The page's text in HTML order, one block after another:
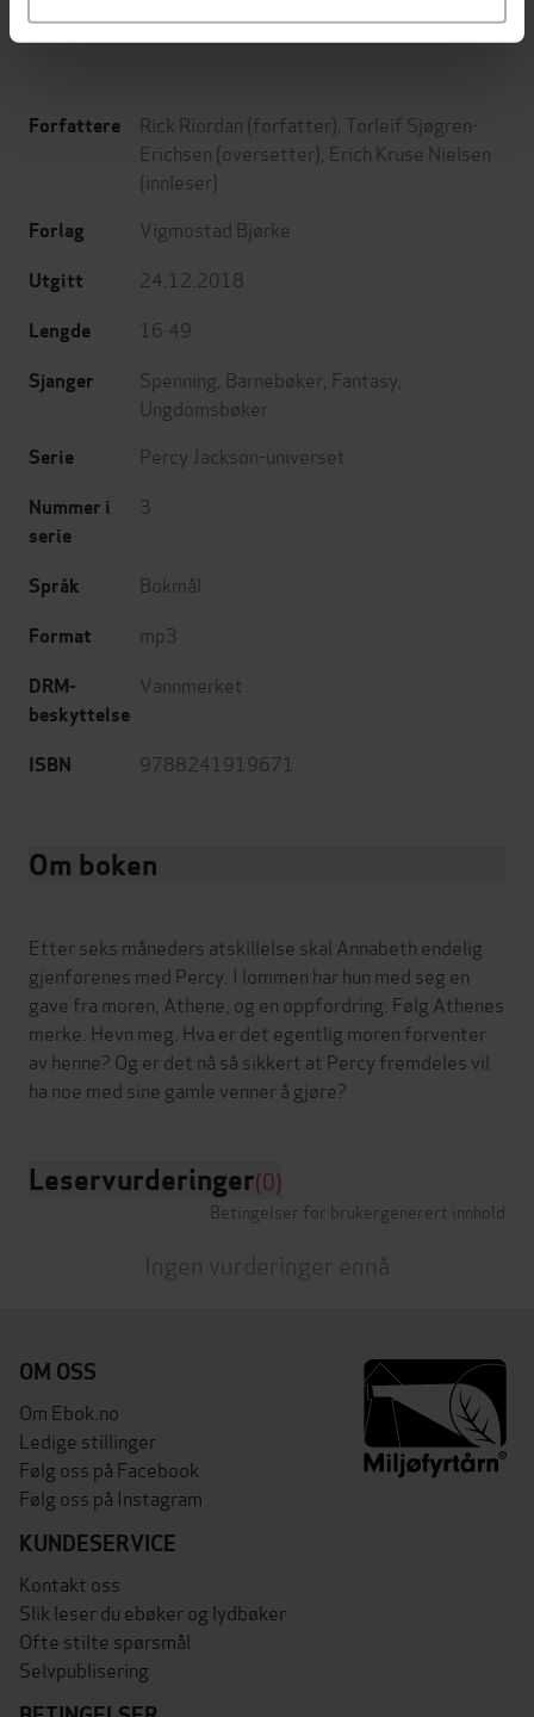
Forfattere Rick Riordan (forfatter), Torleif Sjøgren-
Erichsen (oversetter), Erich Kruse Nielsen
(innleser)
Forlag Vigmostad Bjørke
Utgitt 24.12.2018
Lengde 16:49
Sjanger Spenning Barnebøker Fantasy
Ungdomsbøker
Serie Percy Jackson-universet
Nummer i
serie
3
Språk Bokmål
Format mp3
DRM-
beskyttelse
Vannmerket
ISBN 9788241919671
Om boken
Etter seks måneders atskillelse skal Annabeth endelig
gjenforenes med Percy. I lommen har hun med seg en
gave fra moren, Athene, og en oppfordring: Følg Athenes
merke. Hevn meg. Hva er det egentlig moren forventer
av henne? Og er det nå så sikkert at Percy fremdeles vil
Leservurderinger(0)
Betingelser for brukergenerert innhold
Ingen vurderinger ennå
OM OSS
Om Ebok.no
Ledige stillinger
Følg oss på Facebook
Følg oss på Instagram
KUNDESERVICE
Kontakt oss
Slik leser du ebøker og lydbøker
Ofte stilte spørsmål
Selvpublisering